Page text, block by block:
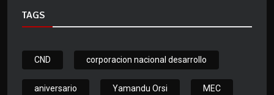
TAGS
CND corporacion nacional desarrollo
aniversario Yamandu Orsi MEC